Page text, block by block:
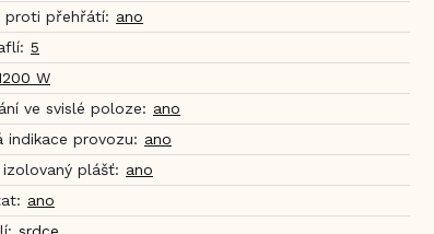
proti přehřátí: ano
: 5
W
ve svislé poloze: ano
indikace provozu: ano
izolovaný plášť: ano
: ano